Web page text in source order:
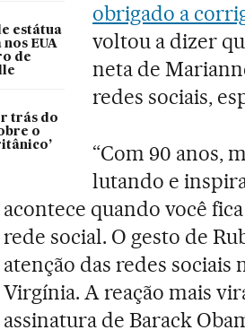
estátua
EUA
de
trás do
o
obrigado a
voltou a dizer
neta de
redes sociais,
“Com 90 anos,
lutando e
acontece quando você
rede social. O gesto de
atenção das redes
Virgínia. A reação mais
assinatura de Barack